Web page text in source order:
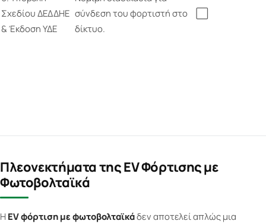
Σχεδίου ΔΕΔΔΗΕ
& Έκδοση ΥΔΕ
σύνδεση του φορτιστή στο
δίκτυο.
Πλεονεκτήματα της EV Φόρτισης με
Φωτοβολταϊκά
Η EV φόρτιση με φωτοβολταϊκάδεν αποτελεί απλώς μια